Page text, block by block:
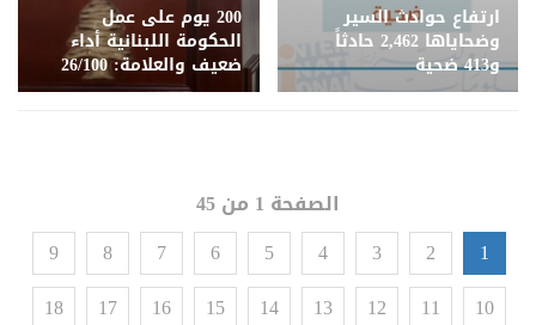
ارتفاع حوادث السير
وضحاياها 2,462 حادثاً
و413 ضحية
200 يوم على عمل
الحكومة اللبنانية أداء
ضعيف والعلامة: 26/100
الصفحة 1 من 45
1
2
3
4
5
6
7
8
9
10
11
12
13
14
15
16
17
18